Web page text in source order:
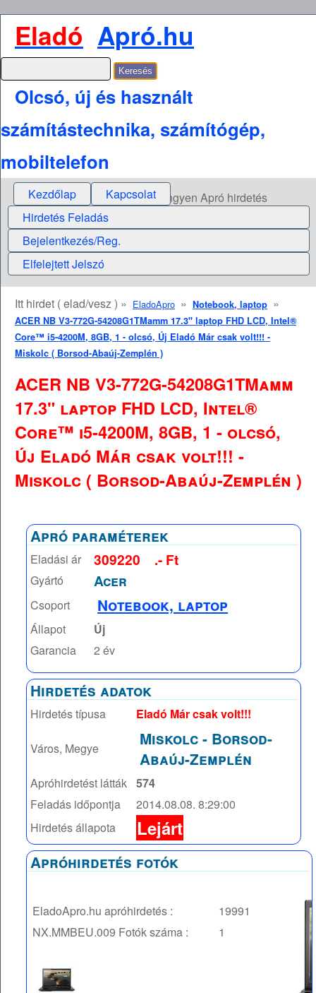
Eladó Apró.hu
Olcsó, új és használt
számítástechnika, számítógép,
mobiltelefon
Kezdőlap Kapcsolat
Ingyen Apró hirdetés
Hirdetés Feladás
Bejelentkezés/Reg.
Elfelejtett Jelszó
Itt hirdet ( elad/vesz ) » EladoApro » Notebook, laptop »
ACER NB V3-772G-54208G1TMamm 17.3" laptop FHD LCD, Intel®
Core™ i5-4200M, 8GB, 1 - olcsó, Új Eladó Már csak volt!!! -
Miskolc ( Borsod-Abaúj-Zemplén )
ACER NB V3-772G-54208G1TMamm
17.3" laptop FHD LCD, Intel®
Core™ i5-4200M, 8GB, 1 - olcsó,
Új Eladó Már csak volt!!! -
Miskolc ( Borsod-Abaúj-Zemplén )
Apró paraméterek
Eladási ár 309220 .- Ft
Gyártó Acer
Csoport Notebook, laptop
Állapot
Új
Garancia
2 év
Hirdetés adatok
Hirdetés típusa Eladó Már csak volt!!!
Város, Megye Miskolc- Borsod-
Abaúj-Zemplén
Apróhirdetést látták 574
Feladás időpontja
2014.08.08. 8:29:00
Hirdetés állapota
Lejárt
Apróhirdetés fotók
EladoApro.hu apróhirdetés :
19991
NX.MMBEU.009 Fotók száma : 1